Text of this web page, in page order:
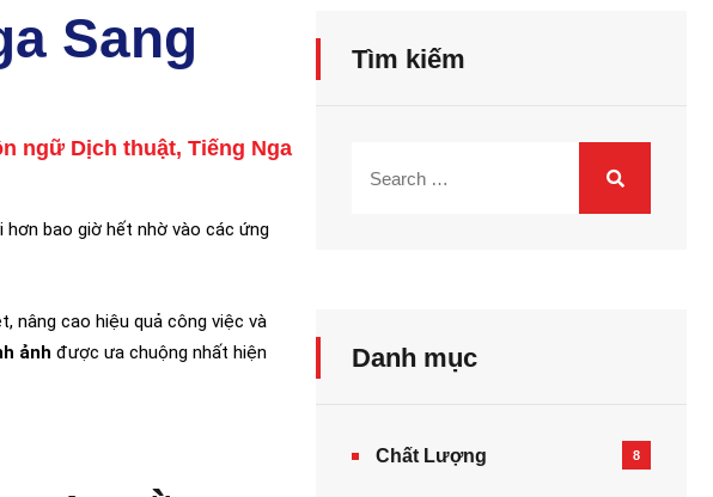
Sang
ngữ Dịch thuật, Tiếng Nga
bao giờ hết nhờ vào các ứng
nâng cao hiệu quả công việc và
ảnh được ưa chuộng nhất hiện
Tìm kiếm
Danh mục
Chất Lượng 8